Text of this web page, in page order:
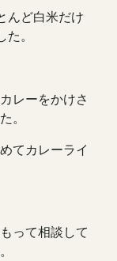
んど白米だけ
。
レーをかけさ
。
てカレーライ
って相談して